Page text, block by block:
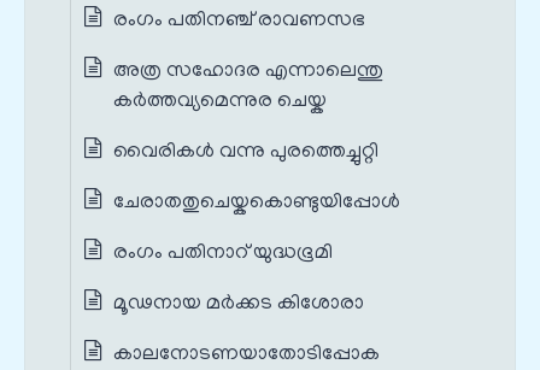
രംഗം പതിനഞ്ച് രാവണസഭ
അത്ര സഹോദര എന്നാലെന്തു
കർത്തവ്യമെന്നുര ചെയ്ക
വൈരികൾ വന്നു പുരത്തെച്ചുറ്റി
ചേരാതതുചെയ്കകൊണ്ടുയിപ്പോൾ
രംഗം പതിനാറ് യുദ്ധഭൂമി
മൂഢനായ മർക്കട കിശോരാ
കാലനോടണയാതോടിപ്പോക